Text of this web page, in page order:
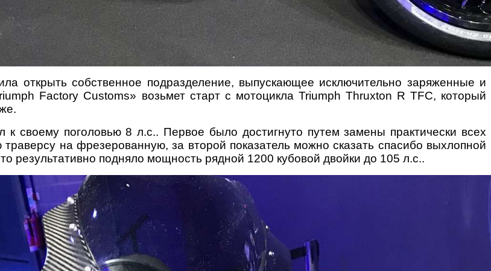
открыть собственное подразделение, выпускающее исключительно заряженные и
Factory Customs» возьмет старт с мотоцикла Triumph Thruxton R TFC, который
своему поголовью 8 л.с.. Первое было достигнуто путем замены практически всех
на фрезерованную, за второй показатель можно сказать спасибо выхлопной
результативно подняло мощность рядной 1200 кубовой двойки до 105 л.с..